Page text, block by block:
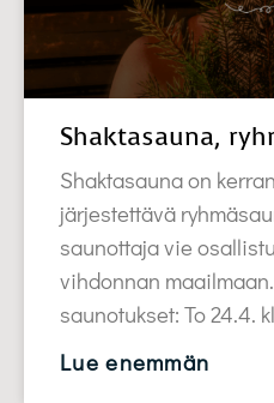
Shaktasauna,
Shaktasauna on
järjestettävä
saunottaja vie
vihdonnan
saunotukset: To 24.4.
Lue enemmän